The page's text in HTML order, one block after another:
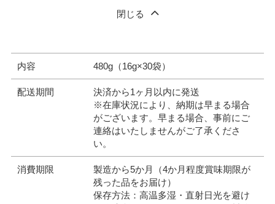
閉じる
内容 480g（16g×30袋）
配送期間
決済から1ヶ月以内に発送
※在庫状況により、納期は早まる場合
がございます。早まる場合、事前にご
連絡はいたしませんがご了承くださ
い。
消費期限
製造から5か月（4か月程度賞味期限が
残った品をお届け）
保存方法：高温多湿・直射日光を避け